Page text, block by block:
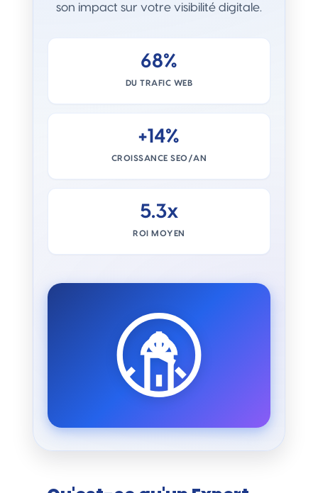
son impact sur votre visibilité digitale.
68%
DU TRAFIC WEB
+14%
CROISSANCE SEO/AN
5.3x
ROI MOYEN